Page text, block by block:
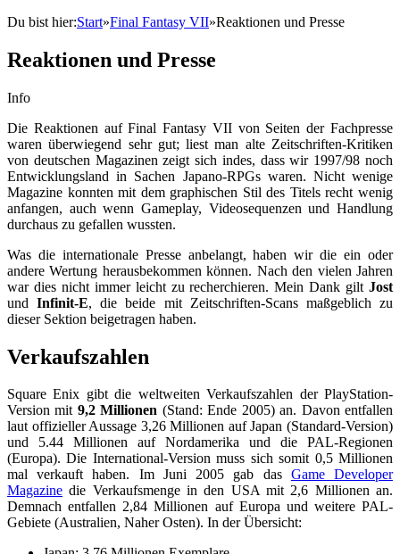
Du bist hier:Start»Final Fantasy VII»Reaktionen und Presse
Reaktionen und Presse
Info
Die Reaktionen auf Final Fantasy VII von Seiten der Fachpresse
waren überwiegend sehr gut; liest man alte Zeitschriften-Kritiken
von deutschen Magazinen zeigt sich indes, dass wir 1997/98 noch
Entwicklungsland in Sachen Japano-RPGs waren. Nicht wenige
Magazine konnten mit dem graphischen Stil des Titels recht wenig
anfangen, auch wenn Gameplay, Videosequenzen und Handlung
durchaus zu gefallen wussten.
Was die internationale Presse anbelangt, haben wir die ein oder
andere Wertung herausbekommen können. Nach den vielen Jahren
war dies nicht immer leicht zu recherchieren. Mein Dank gilt Jost
undInfinit-E, die beide mit Zeitschriften-Scans maßgeblich zu
dieser Sektion beigetragen haben.
Verkaufszahlen
Square Enix gibt die weltweiten Verkaufszahlen der PlayStation-
Version mit 9,2 Millionen (Stand: Ende 2005) an. Davon entfallen
laut offizieller Aussage 3,26 Millionen auf Japan (Standard-Version)
und 5.44 Millionen auf Nordamerika und die PAL-Regionen
(Europa). Die International-Version muss sich somit 0,5 Millionen
mal verkauft haben. Im Juni 2005 gab das Game Developer
Magazine die Verkaufsmenge in den USA mit 2,6 Millionen an.
Demnach entfallen 2,84 Millionen auf Europa und weitere PAL-
Gebiete (Australien, Naher Osten). In der Übersicht: